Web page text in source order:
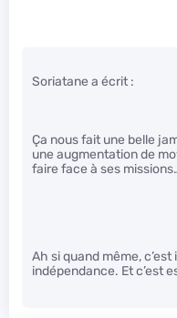
Soriatane a écrit :
Ça nous fait une belle
une augmentation de
faire face à ses
Ah si quand même,
indépendance. Et c’est